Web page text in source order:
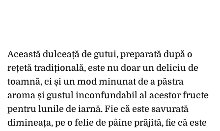
Această dulceață de gutui, preparată după o
rețetă tradițională, este nu doar un deliciu de
toamnă, ci și un mod minunat de a păstra
aroma și gustul inconfundabil al acestor fructe
pentru lunile de iarnă. Fie că este savurată
dimineața, pe o felie de pâine prăjită, fie că este